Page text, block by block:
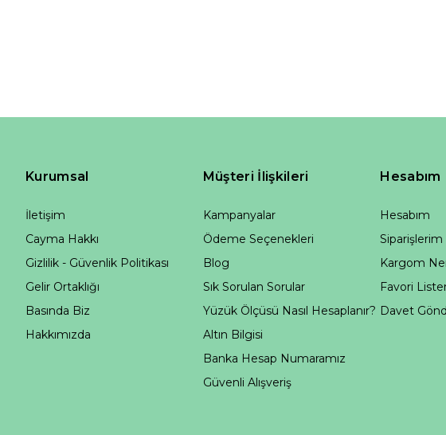
Kurumsal
İletişim
Cayma Hakkı
Gizlilik - Güvenlik Politikası
Gelir Ortaklığı
Basında Biz
Hakkımızda
Müşteri İlişkileri
Kampanyalar
Ödeme Seçenekleri
Blog
Sık Sorulan Sorular
Yüzük Ölçüsü Nasıl Hesaplanır?
Altın Bilgisi
Banka Hesap Numaramız
Güvenli Alışveriş
Hesabım
Hesabım
Siparişlerim
Kargom
Favori
Davet